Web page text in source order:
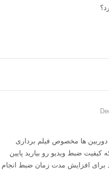
ها مخصوص فیلم برداری
کیفیت ضبط ویدیو رو بیارید پایین
برای افزایش مدت زمان ضبط انجام